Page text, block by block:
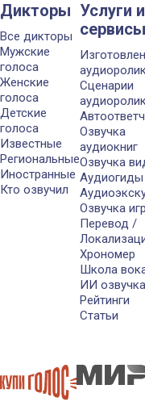
Дикторы
Все дикторы
Мужские
голоса
Женские
голоса
Детские
голоса
Известные
Региональные
Иностранные
Кто озвучил
Услуги и
сервисы
Сценарии
Озвучка
аудиокниг
Озвучка
Озвучка игр
Перевод /
Хрономер
Школа
ИИ озвучка
Рейтинги
Статьи